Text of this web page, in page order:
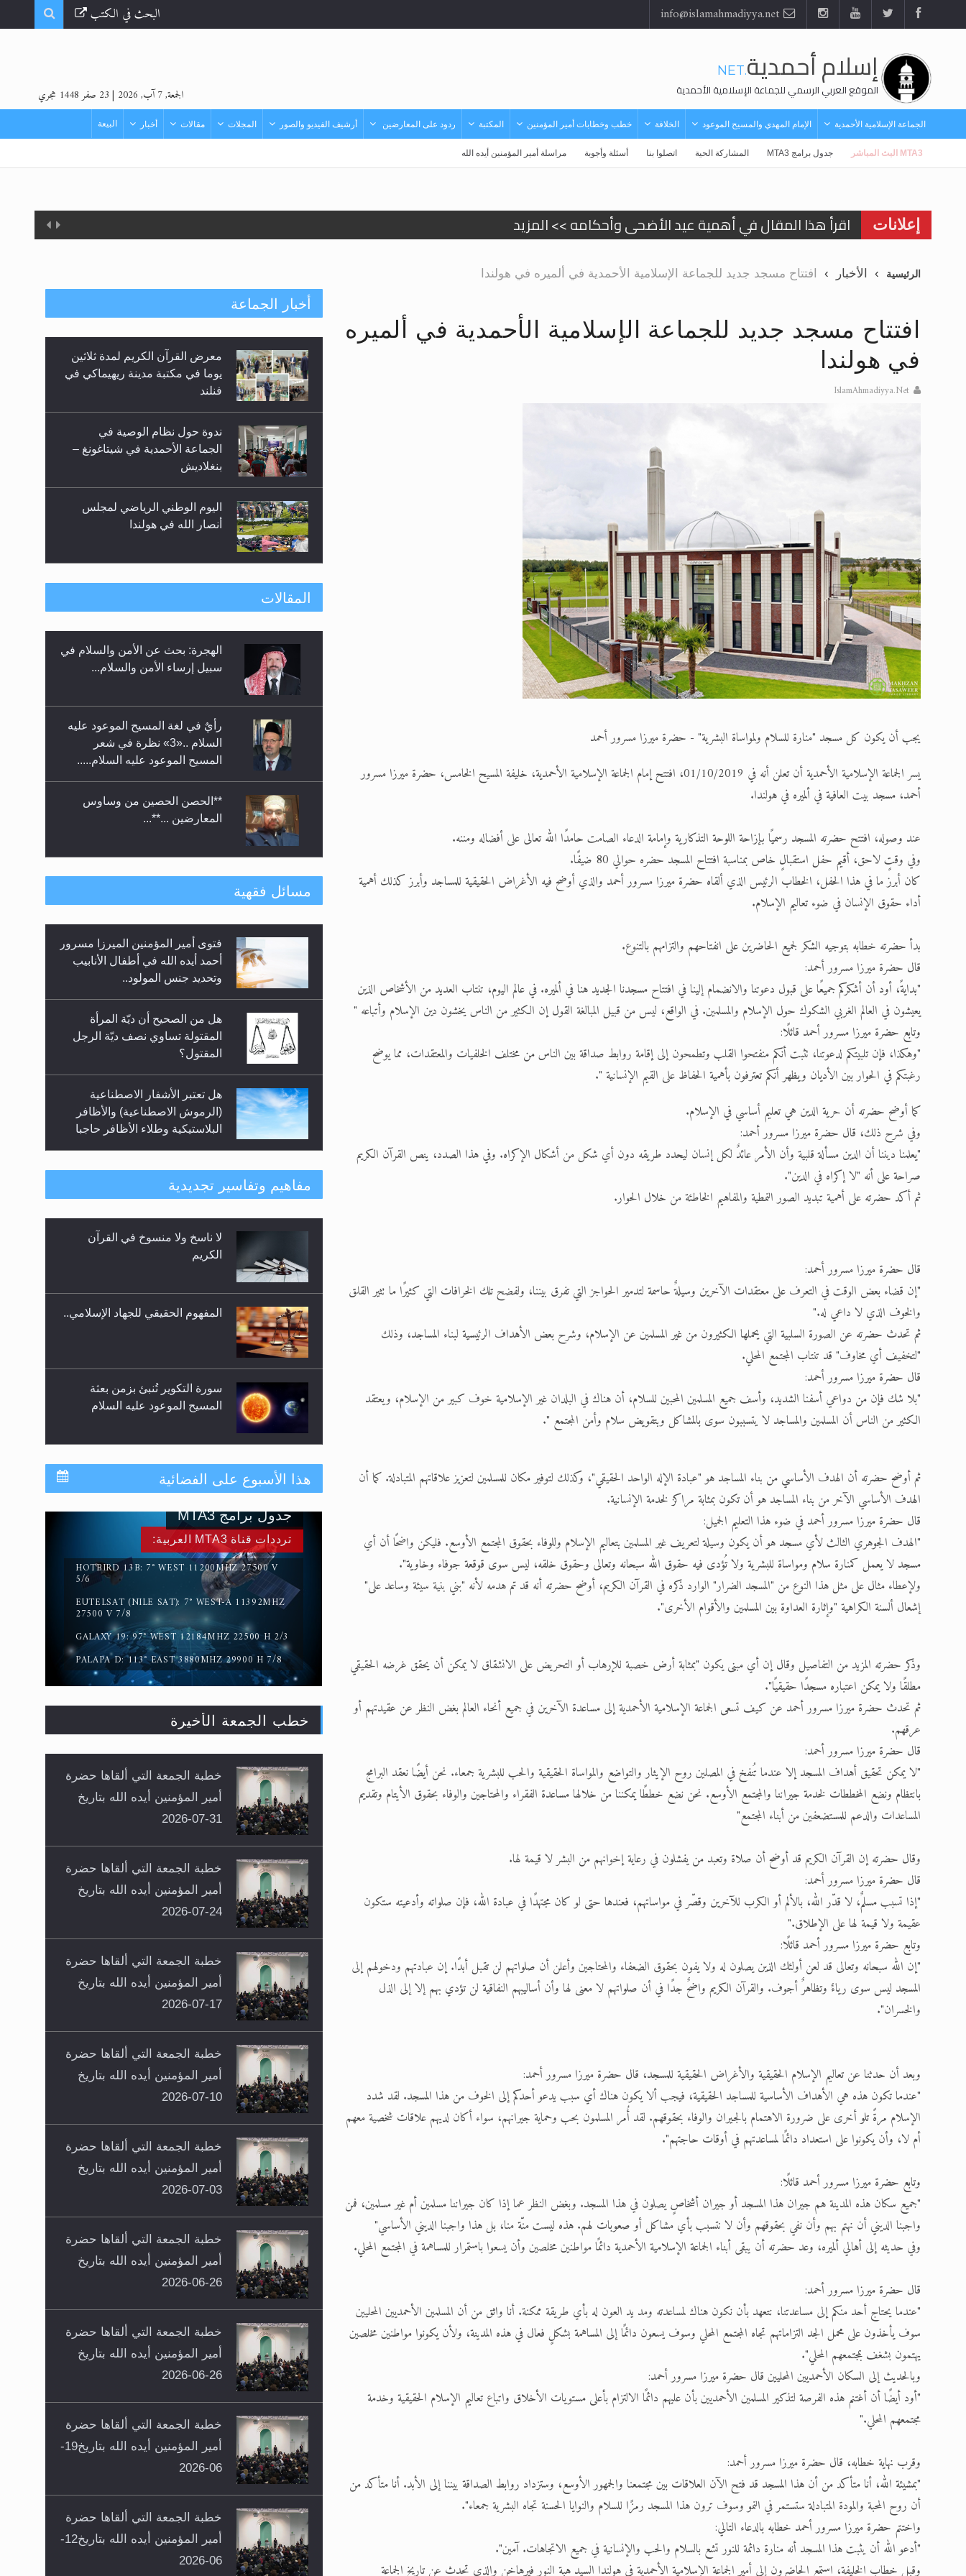
البحث في الكتب
إسلام أحمدية.NET
الموقع العربي الرسمي للجماعة الإسلامية الأحمدية الجمعة, 7 آب, 2026 | 23 صفر 1448 هجري
الجماعة الإسلامية الأحمدية الإمام المهدي والمسيح الموعود الخلافة خطب وخطابات أمير المؤمنين المكتبة ردود على المعارضين أرشيف الفيديو والصور المجلات مقالات أخبار البيعة
MTA3 البث المباشر جدول برامج MTA3 المشاركة الحية اتصلوا بنا أسئلة وأجوبة مراسلة أمير المؤمنين أيده الله
إعلانات
اقرأ هذا المقال في أهمية عيد الأضحى وأحكامه >> المزيد
تعميم هامّ لأفراد الجماعة >> المزيد
تعميم هامّ لأفراد الجماعة >> المزيد
إعلان هامّ بخصوص الرسائل المرسلة إلى حضرة امير المؤمنين أيده الله والمكتب العربي >> المزيد
اقرأ هذا الكتاب وتعرّف على حقيقة الإسراء والمعراج >> المزيد
عرض مصوَّر لأقوال المستشرقين في خاتم النبيين صلى الله عليه وسلم >> المزيد
الحجّ.. دلالات، حِكم، وأهداف >> المزيد
الرئيسية الأخبار افتتاح مسجد جديد للجماعة الإسلامية الأحمدية في ألميره في هولندا
افتتاح مسجد جديد للجماعة الإسلامية الأحمدية في ألميره
في هولندا
IslamAhmadiyya.Net
يجب أن يكون كل مسجد "منارة للسلام ولمواساة البشرية" - حضرة ميرزا مسرور أحمد
يسر الجماعة الإسلامية الأحمدية أن تعلن أنه في 01/10/2019، افتتح إمام الجماعة الإسلامية الأحمدية، خليفة المسيح الخامس، حضرة ميرزا مسرور
أحمد، مسجد بيت العافية في ألميره في هولندا.
عند وصوله، افتتح حضرته المسجد رسميًا بإزاحة اللوحة التذكارية وإمامة الدعاء الصامت حامدًا الله تعالى على أفضاله ومننه.
وفي وقتٍ لاحق، أقيم حفل استقبالٍ خاص بمناسبة افتتاح المسجد حضره حوالي 80 ضيفًا.
كان أبرز ما في هذا الحفل، الخطاب الرئيس الذي ألقاه حضرة ميرزا مسرور أحمد والذي أوضح فيه الأغراض الحقيقية للمساجد وأبرز كذلك أهمية
أداء حقوق الإنسان في ضوء تعاليم الإسلام.
بدأ حضرته خطابه بتوجيه الشكر لجميع الحاضرين على انفتاحهم والتزامهم بالتنوع.
قال حضرة ميرزا مسرور أحمد:
"بدايةً، أود أن أشكركم جميعًا على قبول دعوتنا والانضمام إلينا في افتتاح مسجدنا الجديد هنا في ألميره. في عالم اليوم، تنتاب العديد من الأشخاص الذين
يعيشون في العالم الغربي الشكوك حول الإسلام والمسلمين. في الواقع، ليس من قبيل المبالغة القول إن الكثير من الناس يخشون دين الإسلام وأتباعه "
وتابع حضرة ميرزا مسرور أحمد قائلًا:
"وهكذا، فإن تلبيتكم لدعوتنا، تثبت أنكم منفتحوا القلب وتطمحون إلى إقامة روابط صداقة بين الناس من مختلف الخلفيات والمعتقدات، مما يوضح
رغبتكم في الحوار بين الأديان ويظهر أنكم تعترفون بأهمية الحفاظ على القيم الإنسانية ".
كما أوضح حضرته أن حرية الدين هي تعليم أساسي في الإسلام.
وفي شرح ذلك، قال حضرة ميرزا مسرور أحمد:
"يعلمنا ديننا أن الدين مسألة قلبية وأن الأمر عائدٌ لكل إنسان ليحدد طريقه دون أي شكل من أشكال الإكراه. وفي هذا الصدد، ينص القرآن الكريم
صراحة على أنه "لا إكراه في الدين".
ثم أكد حضرته على أهمية تبديد الصور النمطية والمفاهيم الخاطئة من خلال الحوار.
قال حضرة ميرزا مسرور أحمد:
"إن قضاء بعض الوقت في التعرف على معتقدات الآخرين وسيلةٌ حاسمة لتدمير الحواجز التي تفرق بيننا، ولفضح تلك الخرافات التي كثيرًا ما تثير القلق
والخوف الذي لا داعي له."
ثم تحدث حضرته عن الصورة السلبية التي يحملها الكثيرون من غير المسلمين عن الإسلام، وشرح بعض الأهداف الرئيسية لبناء المساجد، وذلك
"لتخفيف أي مخاوف" قد تنتاب المجتمع المحلي.
قال حضرة ميرزا مسرور أحمد:
"بلا شك فإن من دواعي أسفنا الشديد، وأسف جميع المسلمين المحبين للسلام، أن هناك في البلدان غير الإسلامية خوف كبير من الإسلام، ويعتقد
الكثير من الناس أن المسلمين والمساجد لا يتسببون سوى بالمشاكل وبتقويض سلام وأمن المجتمع ".
ثم أوضح حضرته أن الهدف الأساسي من بناء المساجد هو "عبادة الإله الواحد الحقيقي"، وكذلك لتوفير مكان للمسلمين لتعزيز علاقاتهم المتبادلة. كما أن
الهدف الأساسي الآخر من بناء المساجد هو أن تكون بمثابة مراكز لخدمة الإنسانية.
قال حضرة ميرزا مسرور أحمد في ضوء هذا التعليم الجميل:
"الهدف الجوهري الثالث لأي مسجد هو أن يكون وسيلة لتعريف غير المسلمين بتعاليم الإسلام وللوفاء بحقوق المجتمع الأوسع. فليكن واضحًا أن أي
مسجد لا يعمل كمنارة سلام ومواساة للبشرية ولا تُؤدى فيه حقوق الله سبحانه وتعالى وحقوق خلقه، ليس سوى قوقعة جوفاء وخاوية".
ولإعطاء مثال على مثل هذا النوع من "المسجد الضرار" الوارد ذكره في القرآن الكريم، أوضح حضرته أنه قد تم هدمه لأنه "بني بنية سيئة وساعد على"
إشعال ألسنة الكراهية "وإثارة العداوة بين المسلمين والأقوام الأخرى".
وذكر حضرته المزيد من التفاصيل وقال إن أي مبنى يكون "بمثابة أرض خصبة للإرهاب أو التحريض على الانشقاق لا يمكن أن يحقق غرضه الحقيقي
مطلقًا ولا يمكن اعتباره مسجدًا حقيقيًا".
ثم تحدث حضرة ميرزا مسرور أحمد عن كيف تسعى الجماعة الإسلامية الأحمدية إلى مساعدة الآخرين في جميع أنحاء العالم بغض النظر عن عقيدتهم أو
عرقهم.
قال حضرة ميرزا مسرور أحمد:
"لا يمكن تحقيق أهداف المسجد إلا عندما تُنفخ في المصلين روح الإيثار والتواضع والمواساة الحقيقية والحب للبشرية جمعاء. نحن أيضًا نعقد البرامج
بانتظام ونضع المخططات لخدمة جيراننا والمجتمع الأوسع. نحن نضع خططًا يمكننا من خلالها مساعدة الفقراء والمحتاجين والوفاء بحقوق الأيتام وتقديم
المساعدات والدعم للمستضعفين من أبناء المجتمع"
وقال حضرته إن القرآن الكريم قد أوضح أن صلاة وتعبد من يفشلون في رعاية إخوانهم من البشر لا قيمة لها.
قال حضرة ميرزا مسرور أحمد:
"إذا تسبب مسلمٌ، لا قدّر الله، بالألم أو الكرب للآخرين وقصّر في مواساتهم، فعندها حتى لو كان مجتهدًا في عبادة الله، فإن صلواته وأدعيته ستكون
عقيمة ولا قيمة لها على الإطلاق."
وتابع حضرة ميرزا مسرور أحمد قائلًا:
"إن الله سبحانه وتعالى قد لعن أولئك الذين يصلون له ولا يفون بحقوق الضعفاء والمحتاجين وأعلن أن صلواتهم لن تقبل أبدًا. إن عبادتهم ودخولهم إلى
المسجد ليس سوى رياءٌ وتظاهرٌ أجوف. والقرآن الكريم واضحٌ جدًا في أن صلواتهم لا معنى لها وأن أساليبهم النفاقية لن تؤدي بهم إلا إلى الذل
والخسران".
وبعد أن حدثنا عن تعاليم الإسلام الحقيقية والأغراض الحقيقية للمسجد، قال حضرة ميرزا مسرور أحمد:
"عندما تكون هذه هي الأهداف الأساسية للمساجد الحقيقية، فيجب ألا يكون هناك أي سبب يدعو أحدكم إلى الخوف من هذا المسجد. لقد شدد
الإسلام مرةً تلو أخرى على ضرورة الاهتمام بالجيران والوفاء بحقوقهم. لقد أُمر المسلمون بحب وحماية جيرانهم، سواء أكان لديهم علاقات شخصية معهم
أم لا، وأن يكونوا على استعداد دائمًا لمساعدتهم في أوقات حاجتهم".
وتابع حضرة ميرزا مسرور أحمد قائلًا:
"جميع سكان هذه المدينة هم جيران هذا المسجد أو جيران أشخاصٍ يصلون في هذا المسجد. وبغض النظر عما إذا كان جيراننا مسلمين أم غير مسلمين، فمن
واجبنا الديني أن نهتم بهم وأن نفي بحقوقهم وأن لا نتسبب بأي مشاكل أو صعوبات لهم. هذه ليست منّة منا، بل هذا واجبنا الديني الأساسي"
وفي حديثه إلى أهالي ألميره، وعد حضرته أن يبقى أبناء الجماعة الإسلامية الأحمدية دائمًا مواطنين مخلصين وأن يسعوا باستمرار للمساهمة في المجتمع المحلي.
قال حضرة ميرزا مسرور أحمد:
"عندما يحتاج أحد منكم إلى مساعدتنا، نتعهد بأن نكون هناك لمساعدته ومد يد العون له بأي طريقة ممكنة. أنا واثق من أن المسلمين الأحمديين المحليين
سوف يأخذون على محمل الجد التزاماتهم تجاه المجتمع المحلي وسوف يسعون دائمًا إلى المساهمة بشكلٍ فعال في هذه المدينة، ولأن يكونوا مواطنين مخلصين
يهتمون بشغف بمجتمعهم المحلي".
وبالحديث إلى السكان الأحمديين المحليين قال حضرة ميرزا مسرور أحمد:
"أود أيضًا أن أغتنم هذه الفرصة لتذكير المسلمين الأحمديين بأن عليهم دائمًا الالتزام بأعلى مستويات الأخلاق واتباع تعاليم الإسلام الحقيقية وخدمة
مجتمعهم المحلي."
وقرب نهاية خطابه، قال حضرة ميرزا مسرور أحمد:
"بمشيئة الله، أنا متأكد من أن هذا المسجد قد فتح الآن العلاقات بين مجتمعنا والجمهور الأوسع، وستزداد روابط الصداقة بيننا إلى الأبد. أنا متأكد من
أن روح المحبة والمودة المتبادلة ستستمر في النمو وسوف ترون هذا المسجد رمزًا للسلام والنوايا الحسنة تجاه البشرية جمعاء".
واختتم حضرة ميرزا مسرور أحمد خطابه بالدعاء التالي:
"أدعو الله أن يثبت هذا المسجد أنه منارة دائمة للنور تشع بالسلام والحب والإنسانية في جميع الاتجاهات. آمين".
وقبل خطاب الخليفة، استمع الحاضرون إلى أمير الجماعة الإسلامية الأحمدية في هولندا السيد هبة النور فيرهاخن والذي تحدث عن تاريخ الجماعة
أخبار الجماعة
معرض القرآن الكريم لمدة ثلاثين
يوما في مكتبة مدينة ريهيماكي في
فنلند
ندوة حول نظام الوصية في
الجماعة الأحمدية في شيتاغونغ –
بنغلاديش
اليوم الوطني الرياضي لمجلس
أنصار الله في هولندا
إتمام حفظ القرآن الكريم لثلاثة
حفل توزيع الشهادات في الجامعة
الأحمدية بنيجيريا لعام 2025
المقالات
الهجرة: بحث عن الأمن والسلام في
سبيل إرساء الأمن والسلام...
رأيٌ في لغة المسيح الموعود عليه
السلام ..«3» نظرة في شعر
المسيح الموعود عليه السلام.....
**الحصن الحصين من وساوس
المعارضين ...**...
متطلَّبات التّحريك الجديد...
رأيٌ في لغة المسيح الموعود عليه
السلام.. 4...
مسائل فقهية
فتوى أمير المؤمنين الميرزا مسرور
أحمد أيده الله في أطفال الأنابيب
وتحديد جنس المولود..
هل من الصحيح أن ديّة المرأة
المقتولة تساوي نصف ديّة الرجل
المقتول؟
هل تعتبر الأشفار الاصطناعية
(الرموش الاصطناعية) والأظافر
البلاستيكية وطلاء الأظافر حاجبا
هل يُحسب حول الزكاة وفق السنة
الميلادية أو الهجرية؟
هل يجوز فتح مشروع كوافير نسائي
للمحجبات وغير المحجبات؟
مفاهيم وتفاسير تجديدية
لا ناسخ ولا منسوخ في القرآن
الكريم
المفهوم الحقيقي للجهاد الإسلامي..
سورة التكوير تُنبئ بزمن بعثة
المسيح الموعود عليه السلام
حقيقة المسيح الدجال
القرآن قاضٍ وحكمٌ على السنة
ومهيمنٌ عليها.. ليس العكس
هذا الأسبوع على الفضائية
ترددات قناة MTA3 العربية:
HOTBIRD 13B: 7° WEST 11200MHZ 27500 V
5/6
EUTELSAT (NILE SAT): 7° WEST-A 11392MHZ
27500 V 7/8
GALAXY 19: 97° WEST 12184MHZ 22500 H 2/3
PALAPA D: 113° EAST 3880MHZ 29900 H 7/8
جدول برامج MTA3
خطب الجمعة الأخيرة
خطبة الجمعة التي ألقاها حضرة
أمير المؤمنين أيده الله بتاريخ
31-07-2026
خطبة الجمعة التي ألقاها حضرة
أمير المؤمنين أيده الله بتاريخ
24-07-2026
خطبة الجمعة التي ألقاها حضرة
أمير المؤمنين أيده الله بتاريخ
17-07-2026
خطبة الجمعة التي ألقاها حضرة
أمير المؤمنين أيده الله بتاريخ
10-07-2026
خطبة الجمعة التي ألقاها حضرة
أمير المؤمنين أيده الله بتاريخ
03-07-2026
خطبة الجمعة التي ألقاها حضرة
أمير المؤمنين أيده الله بتاريخ
26-06-2026
خطبة الجمعة التي ألقاها حضرة
أمير المؤمنين أيده الله بتاريخ
26-06-2026
خطبة الجمعة التي ألقاها حضرة
أمير المؤمنين أيده الله بتاريخ19-
06-2026
خطبة الجمعة التي ألقاها حضرة
أمير المؤمنين أيده الله بتاريخ12-
06-2026